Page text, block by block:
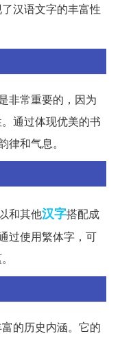
汉语文字的丰富性
非常重要的，因为
通过体现优美的书
律和气息。
和其他汉字搭配成
过使用繁体字，可
的历史内涵。它的